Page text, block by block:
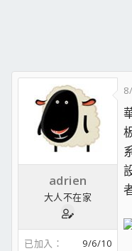
adrien
大人不在家
已加入
9/6/10